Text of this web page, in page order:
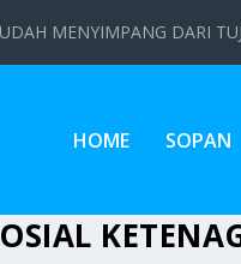
MENYIMPANG DARI
HOME SOPAN